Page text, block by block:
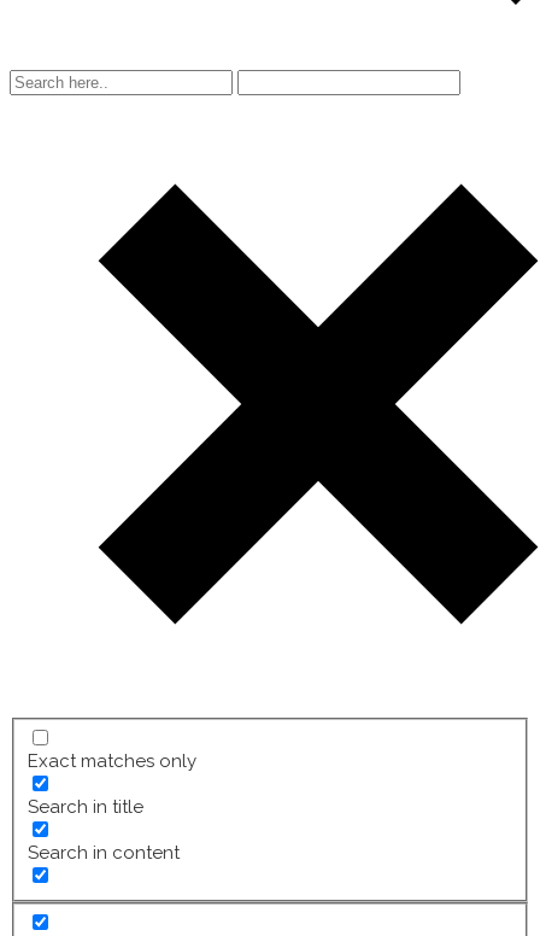
Exact matches only
Search in title
Search in content